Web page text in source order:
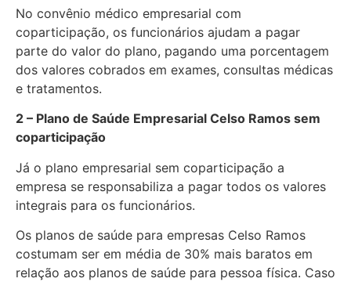
No convênio médico empresarial com
coparticipação, os funcionários ajudam a pagar
parte do valor do plano, pagando uma porcentagem
dos valores cobrados em exames, consultas médicas
e tratamentos.
2 – Plano de Saúde Empresarial Celso Ramos sem
coparticipação
Já o plano empresarial sem coparticipação a
empresa se responsabiliza a pagar todos os valores
integrais para os funcionários.
Os planos de saúde para empresas Celso Ramos
costumam ser em média de 30% mais baratos em
relação aos planos de saúde para pessoa física. Caso